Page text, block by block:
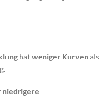
hatweniger Kurvenals
niedrigere